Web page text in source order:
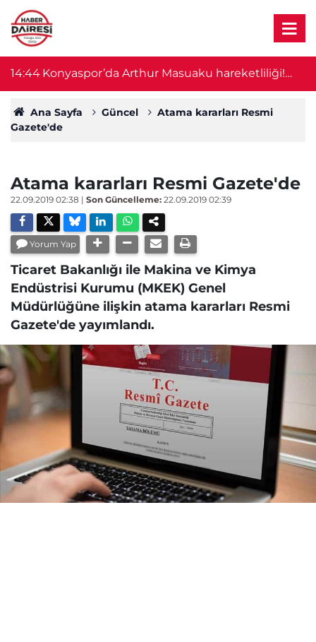
14:33UltraAslan lideri Sebahattin Şirin gözaltına
alındı
Ana Sayfa Güncel
Atama kararları Resmi
Gazete'de
Atama kararları Resmi Gazete'de
22.09.2019 02:38 | Son Güncelleme: 22.09.2019 02:39
Yorum Yap
Ticaret Bakanlığı ile Makina ve Kimya
Endüstrisi Kurumu (MKEK) Genel
Müdürlüğüne ilişkin atama kararları Resmi
Gazete'de yayımlandı.